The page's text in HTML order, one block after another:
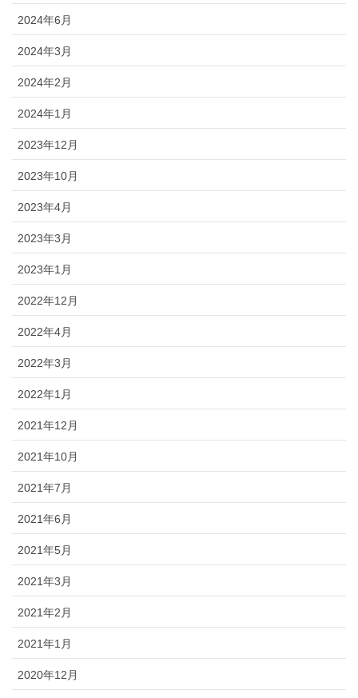
2024年6月
2024年3月
2024年2月
2024年1月
2023年12月
2023年10月
2023年4月
2023年3月
2023年1月
2022年12月
2022年4月
2022年3月
2022年1月
2021年12月
2021年10月
2021年7月
2021年6月
2021年5月
2021年3月
2021年2月
2021年1月
2020年12月